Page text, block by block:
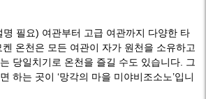
필요) 여관부터 고급 여관까지 다양한 타
온천은 모든 여관이 자가 원천을 소유하고
당일치기로 온천을 즐길 수도 있습니다. 그
하는 곳이 ‘망각의 마을 미야비조소노’입니